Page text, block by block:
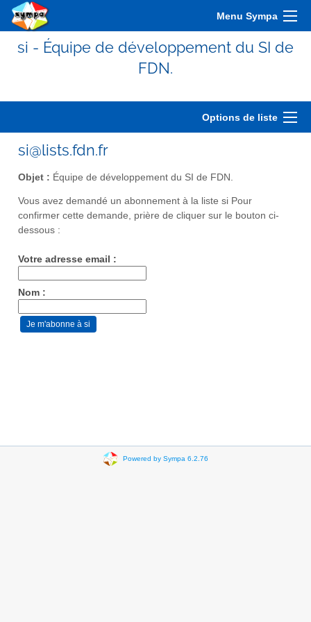
Menu Sympa
si - Équipe de développement du SI de
FDN.
Options de liste
si@lists.fdn.fr
Objet : Équipe de développement du SI de FDN.
Vous avez demandé un abonnement à la liste si Pour
confirmer cette demande, prière de cliquer sur le bouton ci-
dessous :
Votre adresse email :
Nom :
Powered by Sympa 6.2.76